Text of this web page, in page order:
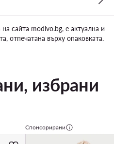
сайта modivo.bg, е актуална и
отпечатана върху опаковката.
избрани
Спонсорирани